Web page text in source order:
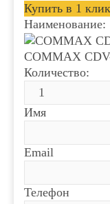
Купить в 1 клик
Наименование:
COMMAX
Количество:
Имя
Email
Телефон